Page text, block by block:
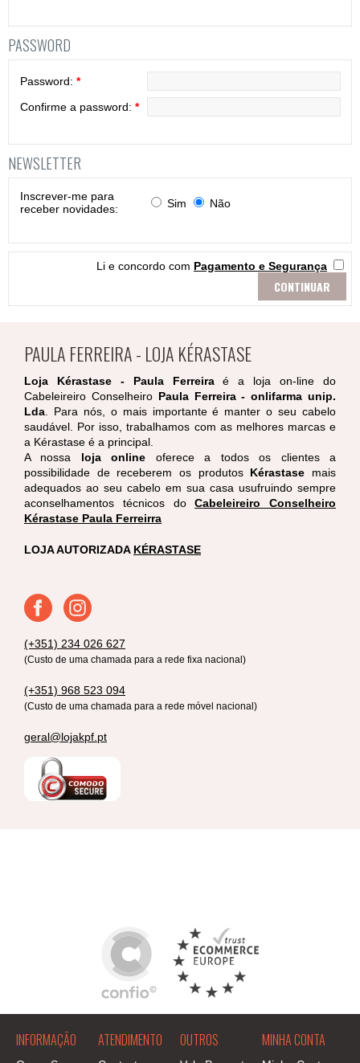
PASSWORD
Password: *
Confirme a password: *
NEWSLETTER
Inscrever-me para
receber novidades:
Sim Não
Li e concordo com Pagamento e Segurança
PAULA FERREIRA - LOJA KÉRASTASE
Loja Kérastase - Paula Ferreiraé a loja on-line do
Cabeleireiro ConselheiroPaula Ferreira - onlifarma unip.
Lda . Para nós, o mais importante é manter o seu cabelo
saudável. Por isso, trabalhamos com as melhores marcas e
a Kérastase é a principal.
A nossa loja online oferece a todos os clientes a
possibilidade de receberem os produtos Kérastase mais
adequados ao seu cabelo em sua casa usufruindo sempre
aconselhamentos técnicos doCabeleireiro Conselheiro
Kérastase Paula Ferreirra
LOJA AUTORIZADA KÉRASTASE
(+351) 234 026 627
(Custo de uma chamada para a rede fixa nacional)
(+351) 968 523 094
(Custo de uma chamada para a rede móvel nacional)
geral@lojakpf.pt
INFORMAÇÃO ATENDIMENTO OUTROS MINHA CONTA